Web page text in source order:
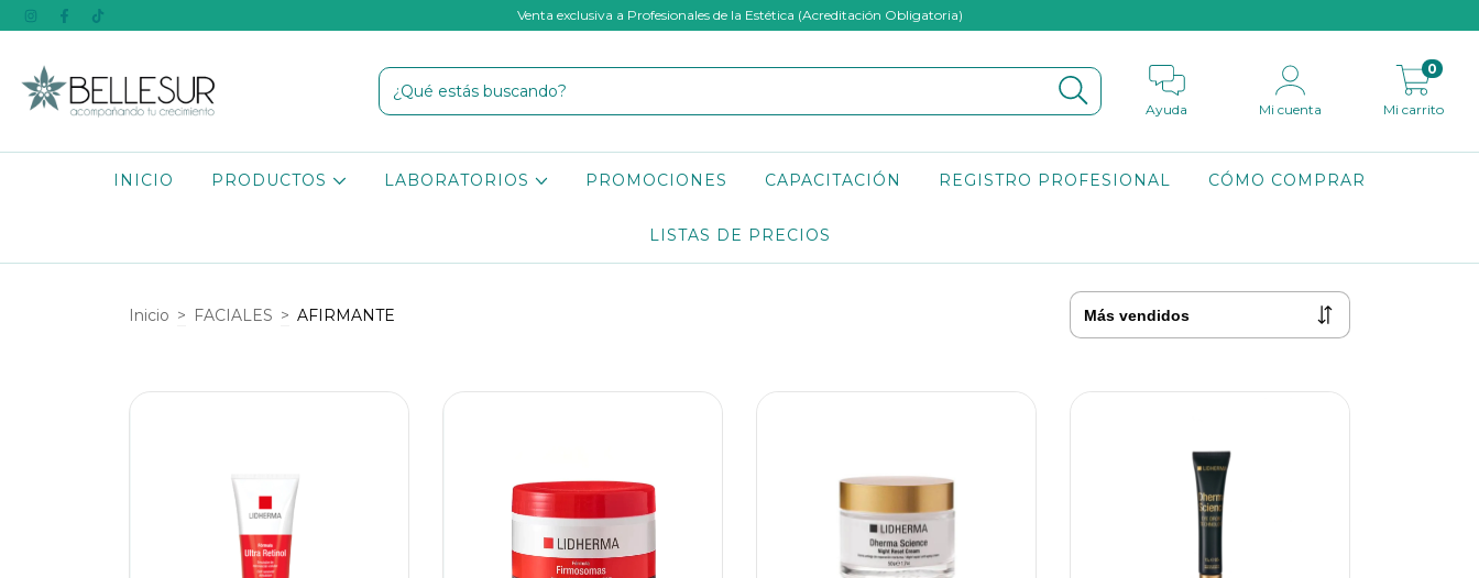
Venta exclusiva a Profesionales de la Estética (Acreditación Obligatoria)
Ayuda Mi cuenta Mi carrito
0
INICIO PRODUCTOS LABORATORIOS PROMOCIONES CAPACITACIÓN REGISTRO PROFESIONAL CÓMO COMPRAR
LISTAS DE PRECIOS
Inicio > FACIALES > AFIRMANTE